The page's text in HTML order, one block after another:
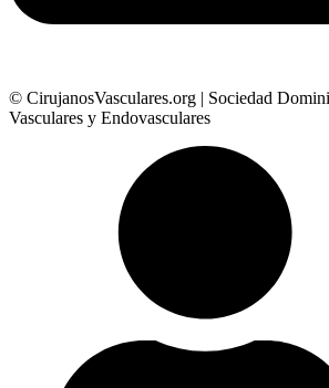
© CirujanosVasculares.org | Sociedad
Vasculares y Endovasculares